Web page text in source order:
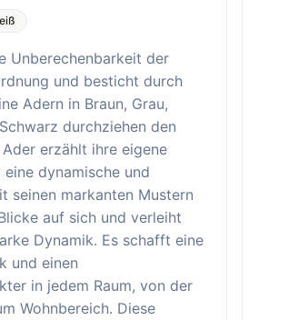
Unberechenbarkeit der
und besticht durch
Adern in Braun, Grau,
durchziehen den
erzählt ihre eigene
dynamische und
seinen markanten Mustern
auf sich und verleiht
Dynamik. Es schafft eine
und einen
in jedem Raum, von der
Wohnbereich. Diese